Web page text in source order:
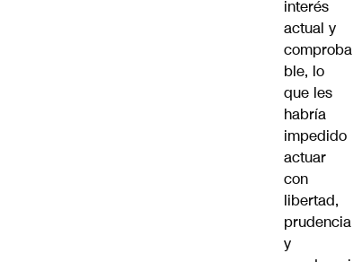
interés
actual y
comproba
ble, lo
que les
habría
impedido
actuar
con
libertad,
prudencia
y